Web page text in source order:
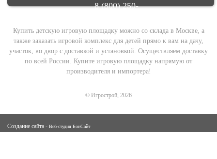
8 (800) 250-
Купить детскую игровую площадку можно со склада в Москве, а
также заказать игровой комплекс для детей прямо к вам на дачу,
участок, во двор с доставкой и установкой. Осуществляем доставку
по всей России. Купите игровую площадку напрямую от
производителя и импортера!
© Игрострой, 2026
Создание сайта - Веб-студия БонСайт